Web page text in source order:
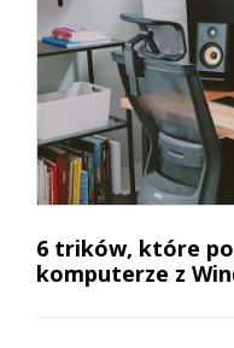
6 trików, które
komputerze z